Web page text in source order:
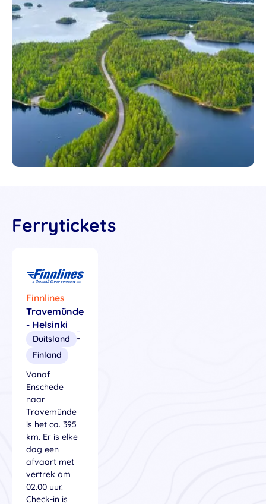
Ferrytickets
Finnlines
Travemünde
- Helsinki
Duitsland -
Finland
Vanaf
Enschede
naar
Travemünde
is het ca. 395
km. Er is elke
dag een
afvaart met
vertrek om
02.00 uur.
Check-in is